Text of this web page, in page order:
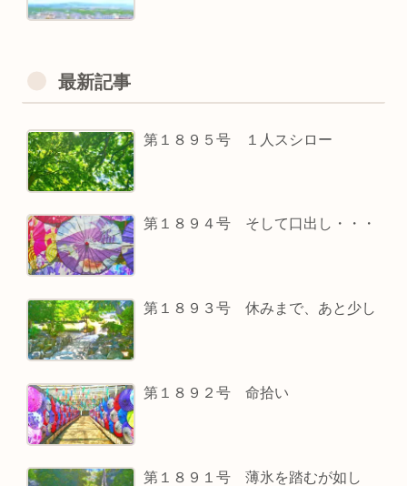
最新記事
第１８９５号 １人スシロー
第１８９４号 そして口出し・・・
第１８９３号 休みまで、あと少し
第１８９２号 命拾い
第１８９１号 薄氷を踏むが如し